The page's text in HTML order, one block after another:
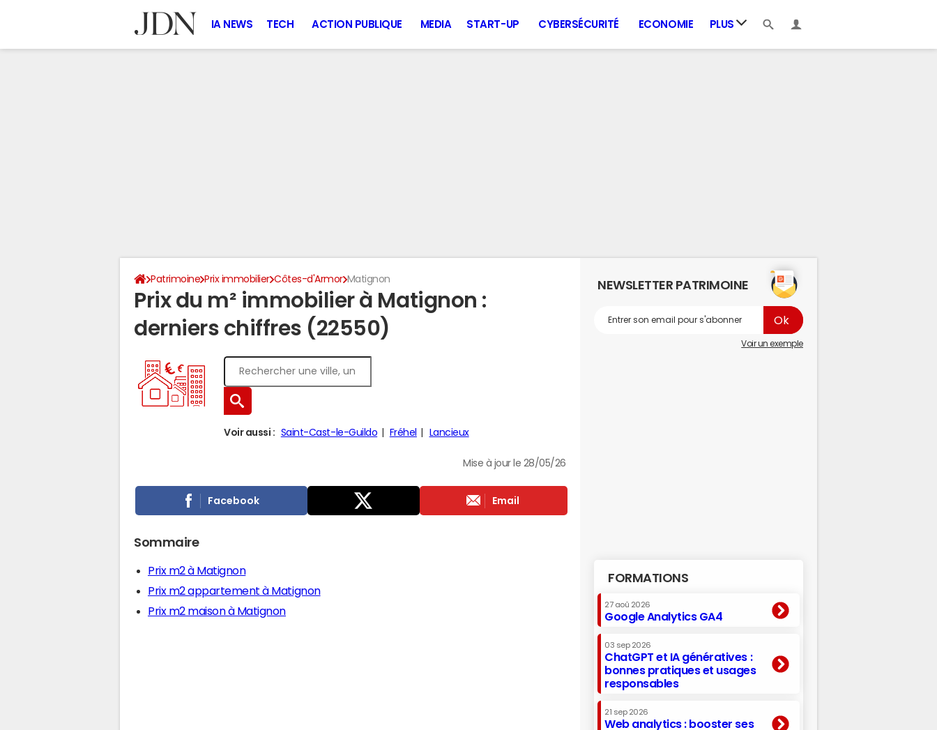
IA NEWS TECH ACTION PUBLIQUE MEDIA START-UP CYBERSÉCURITÉ ECONOMIE PLUS
Patrimoine Prix immobilier Côtes-d'Armor Matignon
Prix du m² immobilier à Matignon :
derniers chiffres (22550)
Voir aussi : Saint-Cast-le-Guildo Fréhel Lancieux
Mise à jour le 28/05/26
Facebook Email
Sommaire
Prix m2 à Matignon
Prix m2 appartement à Matignon
Prix m2 maison à Matignon
NEWSLETTER PATRIMOINE
Voir un exemple
FORMATIONS
27 aoû 2026
Google Analytics GA4
03 sep 2026
ChatGPT et IA génératives :
bonnes pratiques et usages
responsables
21 sep 2026
Web analytics : booster ses